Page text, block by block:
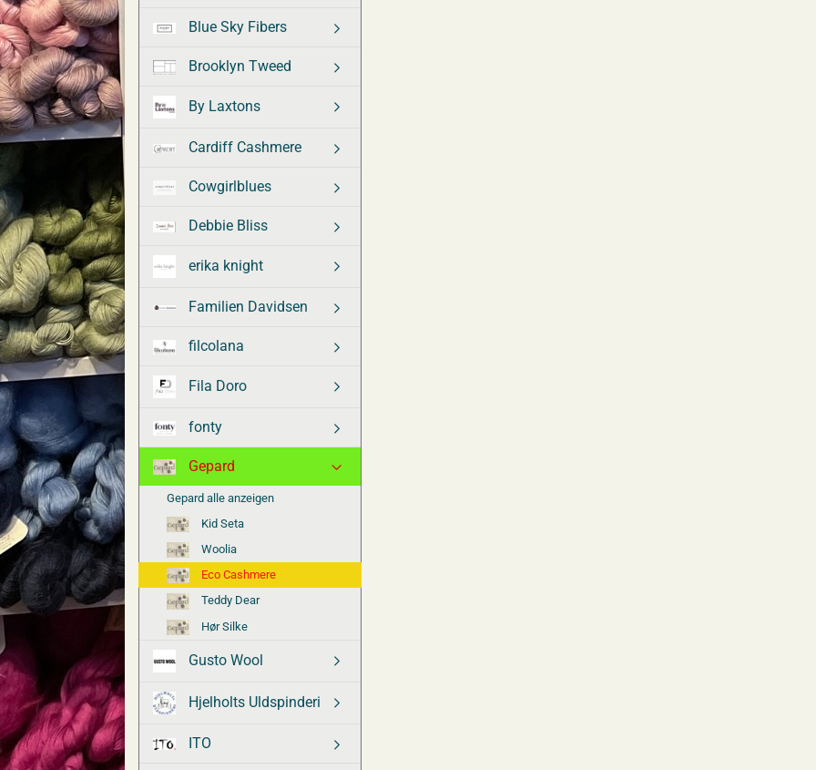
Blue Sky Fibers
Brooklyn Tweed
By Laxtons
Cardiff Cashmere
Cowgirlblues
Debbie Bliss
erika knight
Familien Davidsen
filcolana
Fila Doro
fonty
Gepard
Gepard alle anzeigen
Kid Seta
Woolia
Eco Cashmere
Teddy Dear
Hør Silke
Gusto Wool
Hjelholts Uldspinderi
ITO